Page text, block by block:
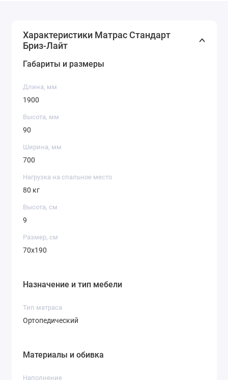
Характеристики Матрас Стандарт
Бриз-Лайт
Габариты и размеры
Длина, мм
1900
Высота, мм
90
Ширина, мм
700
Нагрузка на спальное место
80 кг
Высота, см
9
Размер, см
70x190
Назначение и тип мебели
Тип матраса
Ортопедический
Материалы и обивка
Наполнение